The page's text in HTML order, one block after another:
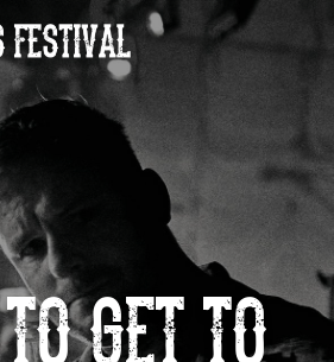
GET TO